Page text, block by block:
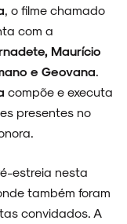
, o filme chamado
com a
Maurício
e Geovana.
compõe e executa
presentes no
estreia nesta
também foram
convidados. A